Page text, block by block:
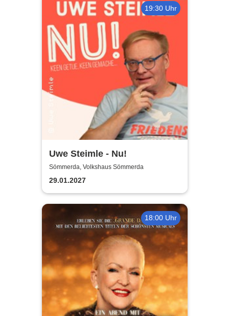
19:30 Uhr
Uwe Steimle - Nu!
Sömmerda, Volkshaus Sömmerda
29.01.2027
18:00 Uhr